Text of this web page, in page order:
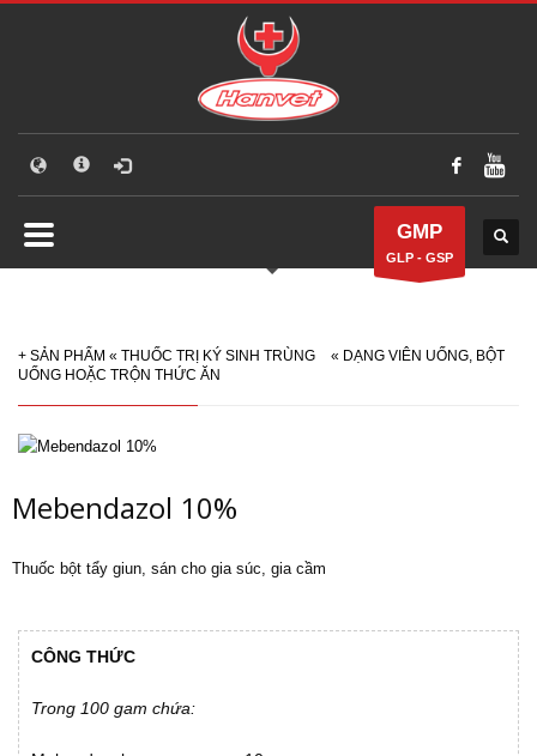
GMP
GLP - GSP
+ SẢN PHẨM « THUỐC TRỊ KÝ SINH TRÙNG « DẠNG VIÊN UỐNG, BỘT
UỐNG HOẶC TRỘN THỨC ĂN
Mebendazol 10%
Thuốc bột tẩy giun, sán cho gia súc, gia cầm
CÔNG THỨC
Trong 100 gam chứa: